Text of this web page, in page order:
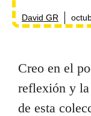
David GR
Creo en el
reflexión y
de esta